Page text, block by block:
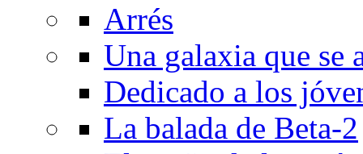
Arrés
Una galaxia que se
Dedicado a los
La balada de Beta-2